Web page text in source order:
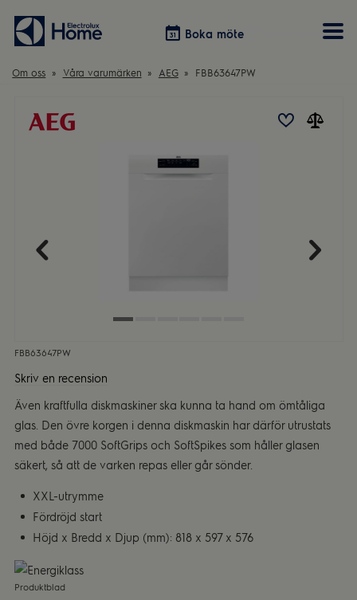
Boka möte
Våra kök
Inspiration
Förvaring
Välja garderobslösning
Vitvaror
Tvätt & Tork
Om oss Våra varumärken AEG FBB63647PW
FBB63647PW
Skriv en recension
Även kraftfulla diskmaskiner ska kunna ta hand om ömtåliga
glas. Den övre korgen i denna diskmaskin har därför utrustats
med både 7000 SoftGrips och SoftSpikes som håller glasen
säkert, så att de varken repas eller går sönder.
XXL-utrymme
Fördröjd start
Höjd x Bredd x Djup (mm): 818 x 597 x 576
Produktblad